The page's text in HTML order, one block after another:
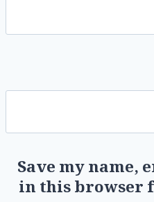
Save my name,
in this browser